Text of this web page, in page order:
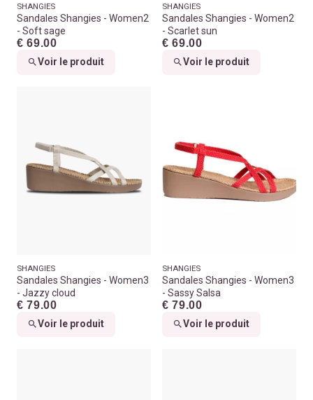
SHANGIES
Sandales Shangies - Women2
- Soft sage
€ 69.00
Voir le produit
SHANGIES
Sandales Shangies - Women2
- Scarlet sun
€ 69.00
Voir le produit
SHANGIES
Sandales Shangies - Women3
- Jazzy cloud
€ 79.00
Voir le produit
SHANGIES
Sandales Shangies - Women3
- Sassy Salsa
€ 79.00
Voir le produit